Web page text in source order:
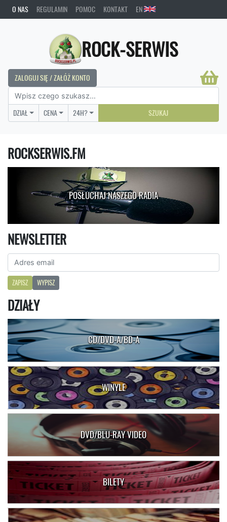
O NAS REGULAMIN POMOC KONTAKT EN
ROCK-SERWIS
ZALOGUJ SIĘ / ZAŁÓŻ KONTO
DZIAŁ CENA 24H? SZUKAJ
ROCKSERWIS.FM
POSŁUCHAJ NASZEGO RADIA
NEWSLETTER
ZAPISZ WYPISZ
DZIAŁY
CD/DVD-A/BD-A
WINYLE
DVD/BLU-RAY VIDEO
BILETY